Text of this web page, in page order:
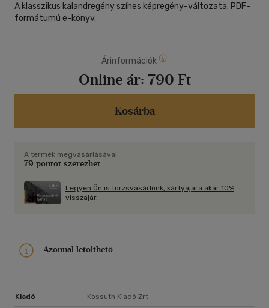
A klasszikus kalandregény színes képregény-változata. PDF-
formátumú e-könyv.
Árinformációk
Online ár: 790 Ft
Kosárba
A termék megvásárlásával
79 pontot szerezhet
Legyen Ön is törzsvásárlónk, kártyájára akár 10%
visszajár.
Azonnal letölthető
Kiadó Kossuth Kiadó Zrt